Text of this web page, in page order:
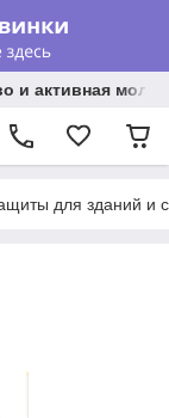
и активная
для зданий и